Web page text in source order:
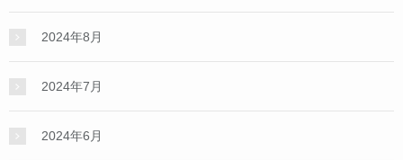
2024年8月
2024年7月
2024年6月